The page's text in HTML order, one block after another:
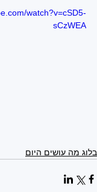
watch?v=cSD5-
sCzWEA
בלוג מה עושים היום